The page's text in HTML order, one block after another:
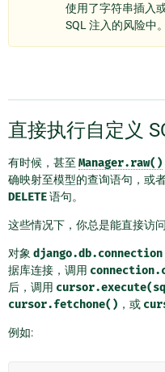
使用了字符串插入
SQL 注入的风险中。
直接执行自定义
有时候，甚至 Manager.raw()
确映射至模型的查询语句，或
DELETE语句。
这些情况下，你总是能直接访
对象 django.db.connection
据库连接，调用
后，调用
cursor.fetchone() ，或
例如: